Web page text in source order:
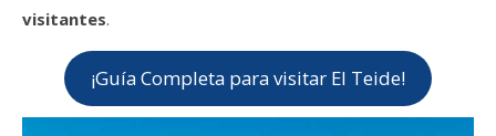
visitantes.
¡Guía Completa para visitar El Teide!